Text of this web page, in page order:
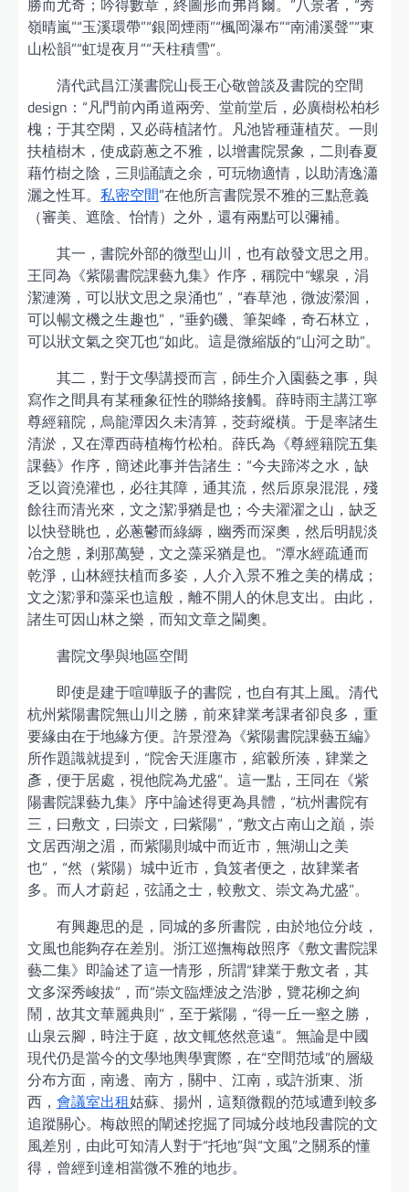
勝而尤奇；吟得數章，終圖形而弗肖爾。”八景者，“秀
嶺晴嵐”“玉溪環帶”“銀岡煙雨”“楓岡瀑布”“南浦溪聲”“東
山松韻”“虹堤夜月”“天柱積雪”。
清代武昌江漢書院山長王心敬曾談及書院的空間
design：“凡門前內甬道兩旁、堂前堂后，必廣樹松柏杉
槐；于其空閑，又必蒔植諸竹。凡池皆種蓮植芡。一則
扶植樹木，使成蔚蔥之不雅，以增書院景象，二則春夏
藉竹樹之陰，三則誦讀之余，可玩物適情，以助清逸瀟
灑之性耳。 私密空間”在他所言書院景不雅的三點意義
（審美、遮陰、怡情）之外，還有兩點可以彌補。
其一，書院外部的微型山川，也有啟發文思之用。
王同為《紫陽書院課藝九集》作序，稱院中“螺泉，涓
潔漣漪，可以狀文思之泉涌也”，“春草池，微波瀠洄，
可以暢文機之生趣也”，“垂釣磯、筆架峰，奇石林立，
可以狀文氣之突兀也”如此。這是微縮版的“山河之助”。
其二，對于文學講授而言，師生介入園藝之事，與
寫作之間具有某種象征性的聯絡接觸。薛時雨主講江寧
尊經籍院，烏龍潭因久未清算，茭葑縱橫。于是率諸生
清淤，又在潭西蒔植梅竹松柏。薛氏為《尊經籍院五集
課藝》作序，簡述此事并告諸生：“今夫蹄涔之水，缺
乏以資澆灌也，必往其障，通其流，然后原泉混混，殘
餘往而清光來，文之潔凈猶是也；今夫濯濯之山，缺乏
以快登眺也，必蔥鬱而綠縟，幽秀而深奧，然后明靚淡
冶之態，剎那萬變，文之藻采猶是也。”潭水經疏通而
乾淨，山林經扶植而多姿，人介入景不雅之美的構成；
文之潔凈和藻采也這般，離不開人的休息支出。由此，
諸生可因山林之樂，而知文章之閫奧。
書院文學與地區空間
即使是建于喧嘩販子的書院，也自有其上風。清代
杭州紫陽書院無山川之勝，前來肄業考課者卻良多，重
要緣由在于地緣方便。許景澄為《紫陽書院課藝五編》
所作題識就提到，“院舍天涯廛市，綰轂所湊，肄業之
彥，便于居處，視他院為尤盛”。這一點，王同在《紫
陽書院課藝九集》序中論述得更為具體，“杭州書院有
三，曰敷文，曰崇文，曰紫陽”，“敷文占南山之巔，崇
文居西湖之湄，而紫陽則城中而近市，無湖山之美
也”，“然（紫陽）城中近市，負笈者便之，故肄業者
多。而人才蔚起，弦誦之士，較敷文、崇文為尤盛”。
有興趣思的是，同城的多所書院，由於地位分歧，
文風也能夠存在差別。浙江巡撫梅啟照序《敷文書院課
藝二集》即論述了這一情形，所謂“肄業于敷文者，其
文多深秀峻拔”，而“崇文臨煙波之浩渺，覽花柳之絢
鬧，故其文華麗典則”，至于紫陽，“得一丘一壑之勝，
山泉云腳，時注于庭，故文輒悠然意遠”。無論是中國
現代仍是當今的文學地輿學實際，在“空間范域”的層級
分布方面，南邊、南方，關中、江南，或許浙東、浙
西， 會議室出租姑蘇、揚州，這類微觀的范域遭到較多
追蹤關心。梅啟照的闡述挖掘了同城分歧地段書院的文
風差別，由此可知清人對于“托地”與“文風”之關系的懂
得，曾經到達相當微不雅的地步。